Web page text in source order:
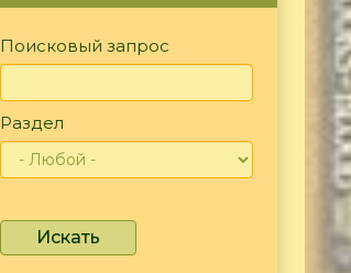
Поисковый запрос
Раздел
Искать